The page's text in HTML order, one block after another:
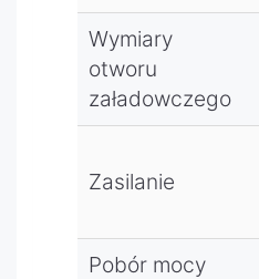
interneto
wy
EcoNET.
Wymiary
otworu
załadowczego
Zasilanie
Pobór mocy